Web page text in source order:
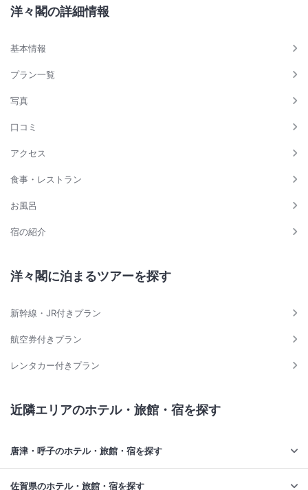
洋々閣の詳細情報
基本情報
プラン一覧
写真
口コミ
アクセス
食事・レストラン
お風呂
宿の紹介
洋々閣に泊まるツアーを探す
新幹線・JR付きプラン
航空券付きプラン
レンタカー付きプラン
近隣エリアのホテル・旅館・宿を探す
唐津・呼子のホテル・旅館・宿を探す
佐賀県のホテル・旅館・宿を探す